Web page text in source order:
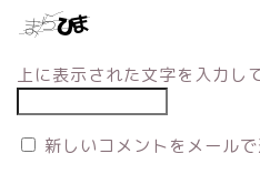
上に表示された文字を入力し
新しいコメントをメール